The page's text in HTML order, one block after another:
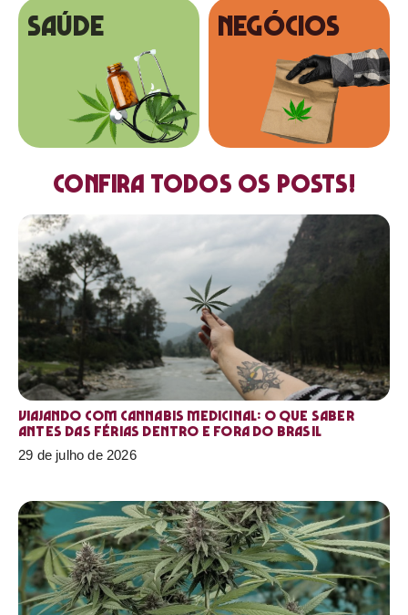
SAÚDE NEGÓCIOS
Confira todos os posts!
Viajando com cannabis medicinal: o que saber
antes das férias dentro e fora do Brasil
29 de julho de 2026